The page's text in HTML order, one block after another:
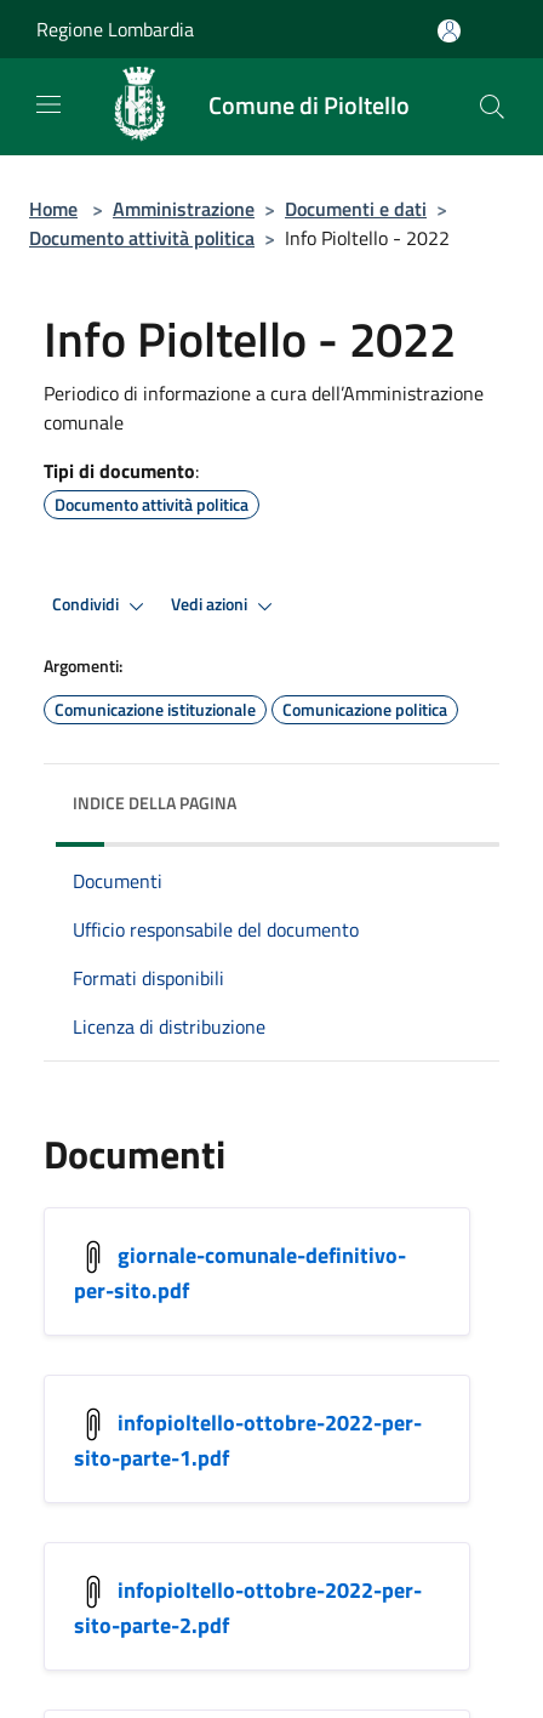
Regione Lombardia
Comune di Pioltello
Home > Amministrazione > Documenti e dati >
Documento attività politica > Info Pioltello - 2022
Info Pioltello - 2022
Periodico di informazione a cura dell’Amministrazione
comunale
Tipi di documento:
Documento attività politica
Condividi Vedi azioni
Argomenti:
Comunicazione istituzionale
Comunicazione politica
INDICE DELLA PAGINA
Documenti
Ufficio responsabile del documento
Formati disponibili
Licenza di distribuzione
Documenti
giornale-comunale-definitivo-
per-sito.pdf
infopioltello-ottobre-2022-per-
sito-parte-1.pdf
infopioltello-ottobre-2022-per-
sito-parte-2.pdf